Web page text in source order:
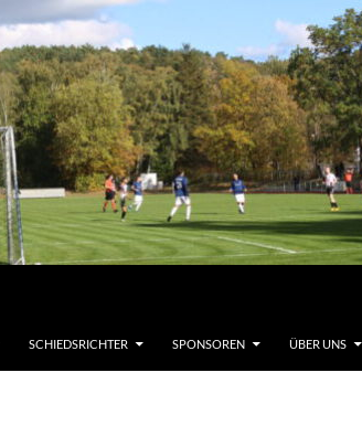
SCHIEDSRICHTER SPONSOREN ÜBER UNS